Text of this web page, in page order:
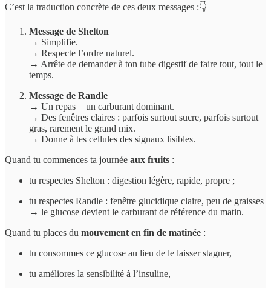
C’est la traduction concrète de ces deux messages :👇
Message de Shelton
→ Simplifie.
→ Respecte l’ordre naturel.
→ Arrête de demander à ton tube digestif de faire tout, tout le
temps.
Message de Randle
→ Un repas = un carburant dominant.
→ Des fenêtres claires : parfois surtout sucre, parfois surtout
gras, rarement le grand mix.
→ Donne à tes cellules des signaux lisibles.
Quand tu commences ta journée aux fruits :
tu respectes Shelton : digestion légère, rapide, propre ;
tu respectes Randle : fenêtre glucidique claire, peu de graisses
→ le glucose devient le carburant de référence du matin.
Quand tu places du mouvement en fin de matinée :
tu consommes ce glucose au lieu de le laisser stagner,
tu améliores la sensibilité à l’insuline,